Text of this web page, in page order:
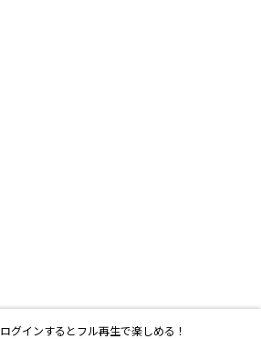
ログインするとフル再生で楽しめる！